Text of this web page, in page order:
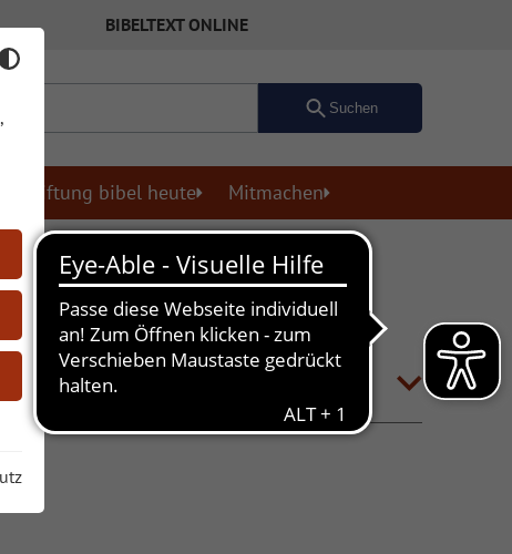
BIBELTEXT ONLINE
Suchen
Stiftung bibel heute Mitmachen